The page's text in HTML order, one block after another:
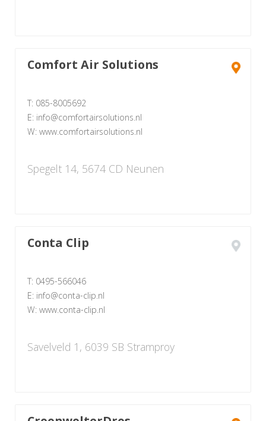
Comfort Air Solutions
T: 085-8005692
E: info@comfortairsolutions.nl
W: www.comfortairsolutions.nl
Spegelt 14, 5674 CD Neunen
Conta Clip
T: 0495-566046
E: info@conta-clip.nl
W: www.conta-clip.nl
Savelveld 1, 6039 SB Stramproy